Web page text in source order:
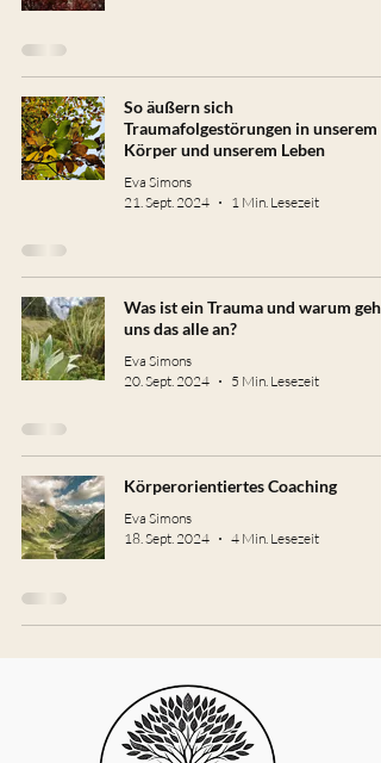
So äußern sich
Traumafolgestörungen in unserem
Körper und unserem Leben
Eva Simons
21. Sept. 2024
1 Min. Lesezeit
Was ist ein Trauma und warum geht
uns das alle an?
Eva Simons
20. Sept. 2024
5 Min. Lesezeit
Körperorientiertes Coaching
Eva Simons
18. Sept. 2024
4 Min. Lesezeit